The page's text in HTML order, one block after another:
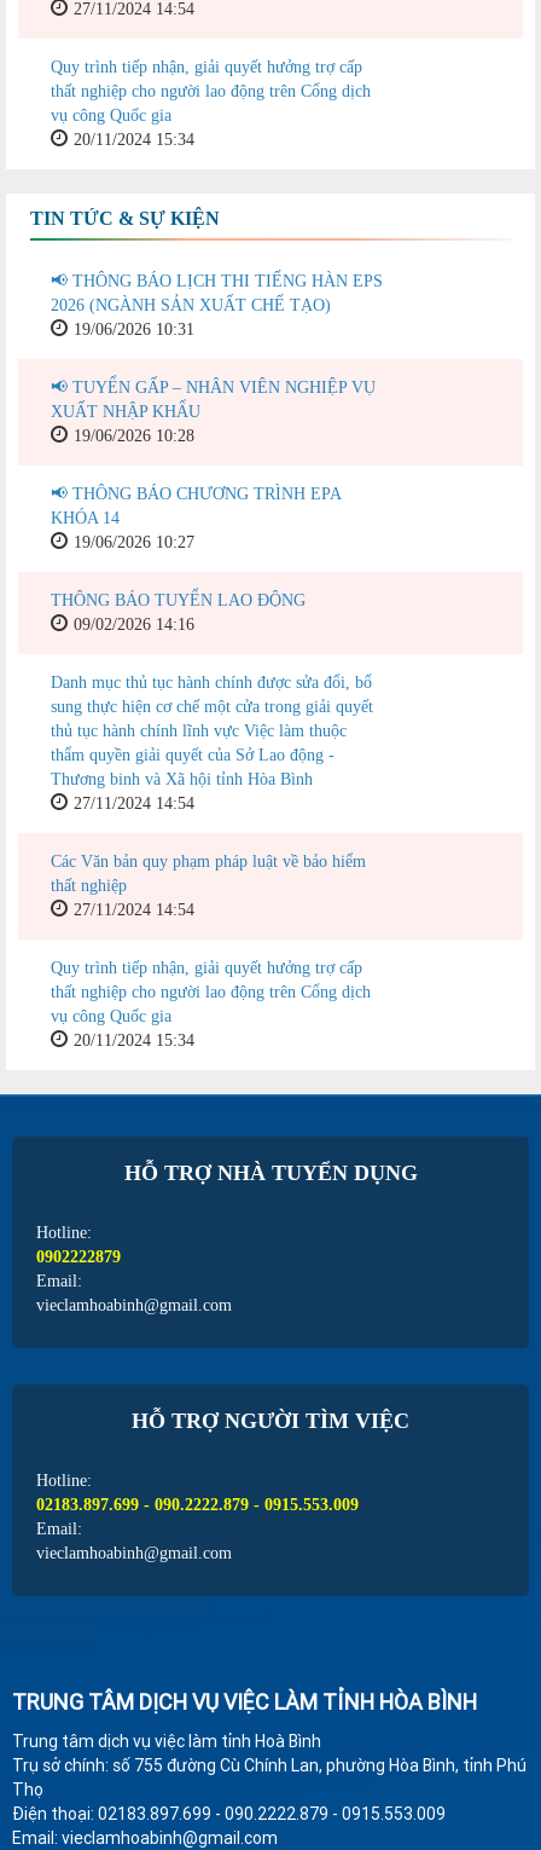
27/11/2024 14:54
Quy trình tiếp nhận, giải quyết hưởng trợ cấp
thất nghiệp cho người lao động trên Cổng dịch
vụ công Quốc gia
20/11/2024 15:34
TIN TỨC & SỰ KIỆN
📢 THÔNG BÁO LỊCH THI TIẾNG HÀN EPS
2026 (NGÀNH SẢN XUẤT CHẾ TẠO)
19/06/2026 10:31
📢 TUYỂN GẤP – NHÂN VIÊN NGHIỆP VỤ
XUẤT NHẬP KHẨU
19/06/2026 10:28
📢 THÔNG BÁO CHƯƠNG TRÌNH EPA
KHÓA 14
19/06/2026 10:27
THÔNG BÁO TUYỂN LAO ĐỘNG
09/02/2026 14:16
Danh mục thủ tục hành chính được sửa đổi, bổ
sung thực hiện cơ chế một cửa trong giải quyết
thủ tục hành chính lĩnh vực Việc làm thuộc
thẩm quyền giải quyết của Sở Lao động -
Thương binh và Xã hội tỉnh Hòa Bình
27/11/2024 14:54
Các Văn bản quy phạm pháp luật về bảo hiểm
thất nghiệp
27/11/2024 14:54
Quy trình tiếp nhận, giải quyết hưởng trợ cấp
thất nghiệp cho người lao động trên Cổng dịch
vụ công Quốc gia
20/11/2024 15:34
HỖ TRỢ NHÀ TUYỂN DỤNG
Hotline:
0902222879
Email:
vieclamhoabinh@gmail.com
HỖ TRỢ NGƯỜI TÌM VIỆC
Hotline:
02183.897.699 - 090.2222.879 - 0915.553.009
Email:
vieclamhoabinh@gmail.com
TRUNG TÂM DỊCH VỤ VIỆC LÀM TỈNH HÒA BÌNH
Trung tâm dịch vụ việc làm tỉnh Hoà Bình
Trụ sở chính: số 755 đường Cù Chính Lan, phường Hòa Bình, tỉnh Phú
Thọ
Điện thoại: 02183.897.699 - 090.2222.879 - 0915.553.009
Email: vieclamhoabinh@gmail.com